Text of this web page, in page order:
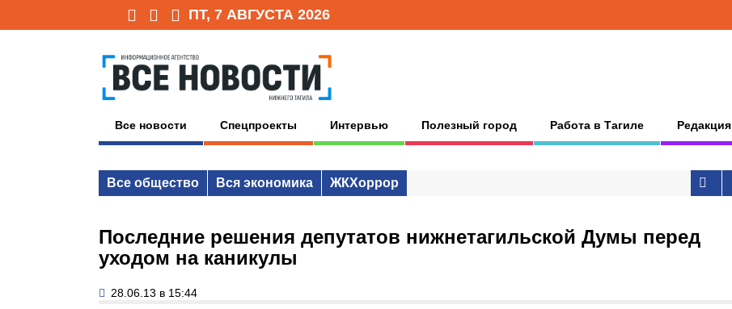
ПТ, 7 АВГУСТА 2026
Все новости Спецпроекты Интервью Полезный город Работа в Тагиле Редакция
Все общество Вся экономика ЖКХоррор
Последние решения депутатов нижнетагильской Думы перед
уходом на каникулы
28.06.13 в 15:44